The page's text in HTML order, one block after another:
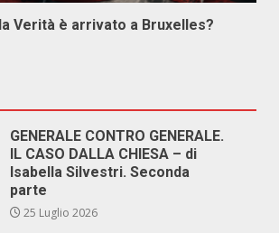
Verità è arrivato a Bruxelles?
GENERALE CONTRO GENERALE.
IL CASO DALLA CHIESA – di
Isabella Silvestri. Seconda
parte
25 Luglio 2026